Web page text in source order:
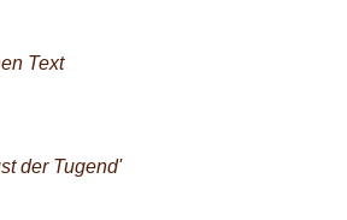
Text
der Tugend'